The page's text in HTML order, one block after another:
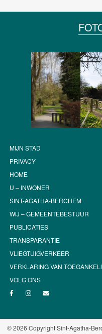
MIJN STAD
PRIVACY
HOME
U – INWONER
SINT-AGATHA-BERCHEM
WIJ – GEMEENTEBESTUUR
PUBLICATIES
TRANSPARANTIE
VLIEGTUIGVERKEER
VERKLARING VAN
VOLG ONS
© 2026 Copyright Sint-Agatha-